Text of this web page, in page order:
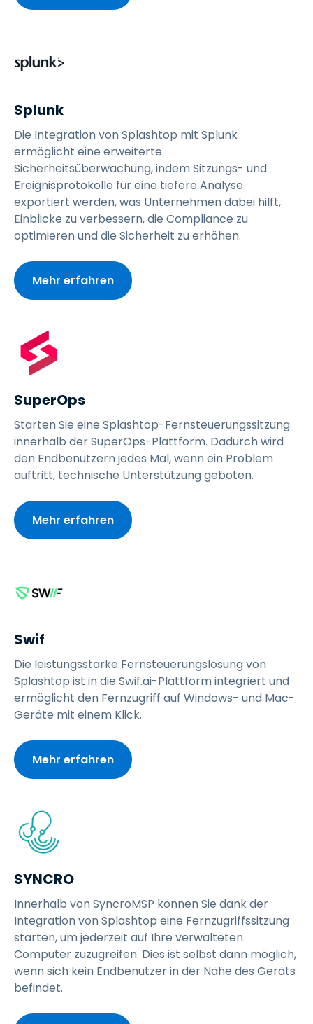
Splunk
Die Integration von Splashtop mit Splunk
ermöglicht eine erweiterte
Sicherheitsüberwachung, indem Sitzungs- und
Ereignisprotokolle für eine tiefere Analyse
exportiert werden, was Unternehmen dabei hilft,
Einblicke zu verbessern, die Compliance zu
optimieren und die Sicherheit zu erhöhen.
Mehr erfahren
SuperOps
Starten Sie eine Splashtop-Fernsteuerungssitzung
innerhalb der SuperOps-Plattform. Dadurch wird
den Endbenutzern jedes Mal, wenn ein Problem
auftritt, technische Unterstützung geboten.
Mehr erfahren
Swif
Die leistungsstarke Fernsteuerungslösung von
Splashtop ist in die Swif.ai-Plattform integriert und
ermöglicht den Fernzugriff auf Windows- und Mac-
Geräte mit einem Klick.
Mehr erfahren
SYNCRO
Innerhalb von SyncroMSP können Sie dank der
Integration von Splashtop eine Fernzugriffssitzung
starten, um jederzeit auf Ihre verwalteten
Computer zuzugreifen. Dies ist selbst dann möglich,
wenn sich kein Endbenutzer in der Nähe des Geräts
befindet.